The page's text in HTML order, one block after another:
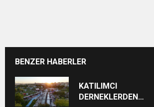
BENZER HABERLER
KATILIMCI
DERNEKLERDEN